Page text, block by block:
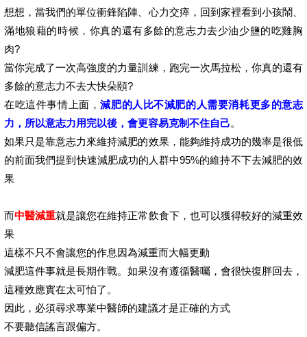
想想，當我們的單位衝鋒陷陣、心力交瘁，回到家裡看到小孩鬧、
滿地狼藉的時候，你真的還有多餘的意志力去少油少鹽的吃雞胸
肉?
當你完成了一次高強度的力量訓練，跑完一次馬拉松，你真的還有
多餘的意志力不去大快朵頤?
在吃這件事情上面，減肥的人比不減肥的人需要消耗更多的意志
力，所以意志力用完以後，會更容易克制不住自己。
如果只是靠意志力來維持減肥的效果，能夠維持成功的幾率是很低
的前面我們提到快速減肥成功的人群中95%的維持不下去減肥的效
果
而中醫減重就是讓您在維持正常飲食下，也可以獲得較好的減重效
果
這樣不只不會讓您的作息因為減重而大幅更動
減肥這件事就是長期作戰。如果沒有遵循醫囑，會很快復胖回去，
這種效應實在太可怕了。
因此，必須尋求專業中醫師的建議才是正確的方式
不要聽信謠言跟偏方。